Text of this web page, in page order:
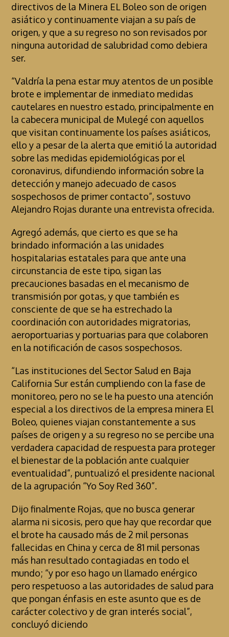
directivos de la Minera EL Boleo son de origen
asiático y continuamente viajan a su país de
origen, y que a su regreso no son revisados por
ninguna autoridad de salubridad como debiera
ser.
“Valdría la pena estar muy atentos de un posible
brote e implementar de inmediato medidas
cautelares en nuestro estado, principalmente en
la cabecera municipal de Mulegé con aquellos
que visitan continuamente los países asiáticos,
ello y a pesar de la alerta que emitió la autoridad
sobre las medidas epidemiológicas por el
coronavirus, difundiendo información sobre la
detección y manejo adecuado de casos
sospechosos de primer contacto”, sostuvo
Alejandro Rojas durante una entrevista ofrecida.
Agregó además, que cierto es que se ha
brindado información a las unidades
hospitalarias estatales para que ante una
circunstancia de este tipo, sigan las
precauciones basadas en el mecanismo de
transmisión por gotas, y que también es
consciente de que se ha estrechado la
coordinación con autoridades migratorias,
aeroportuarias y portuarias para que colaboren
en la notificación de casos sospechosos.
“Las instituciones del Sector Salud en Baja
California Sur están cumpliendo con la fase de
monitoreo, pero no se le ha puesto una atención
especial a los directivos de la empresa minera El
Boleo, quienes viajan constantemente a sus
países de origen y a su regreso no se percibe una
verdadera capacidad de respuesta para proteger
el bienestar de la población ante cualquier
eventualidad”, puntualizó el presidente nacional
de la agrupación “Yo Soy Red 360”.
Dijo finalmente Rojas, que no busca generar
alarma ni sicosis, pero que hay que recordar que
el brote ha causado más de 2 mil personas
fallecidas en China y cerca de 81 mil personas
más han resultado contagiadas en todo el
mundo; “y por eso hago un llamado enérgico
pero respetuoso a las autoridades de salud para
que pongan énfasis en este asunto que es de
carácter colectivo y de gran interés social”,
concluyó diciendo